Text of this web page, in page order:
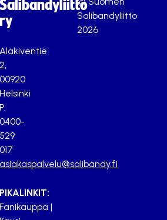
Salibandyliitto
ry
Alakiventie
2,
00920
Helsinki
P.
0400-
529
017
asiakaspalvelu@salibandy.fi
PIKALINKIT:
Fanikauppa |
Salibandyliitto
2026